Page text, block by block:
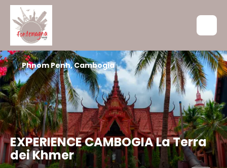
EXPERIENCE CAMBOGIA La Terra
dei Khmer
Phnom Penh, Cambogia